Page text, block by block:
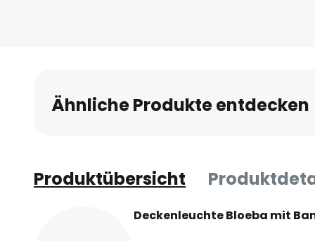
Ähnliche Produkte entdecken
Produktübersicht
Deckenleuchte Bloeba mit